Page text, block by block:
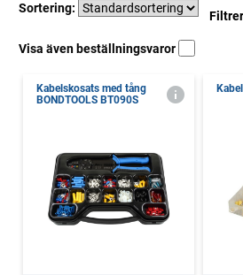
Sortering:
Visa även beställningsvaror
Kabelskosats med tång
BONDTOOLS BT090S